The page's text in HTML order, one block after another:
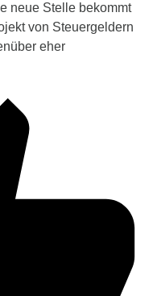
neue Stelle bekommt
von Steuergeldern
eher